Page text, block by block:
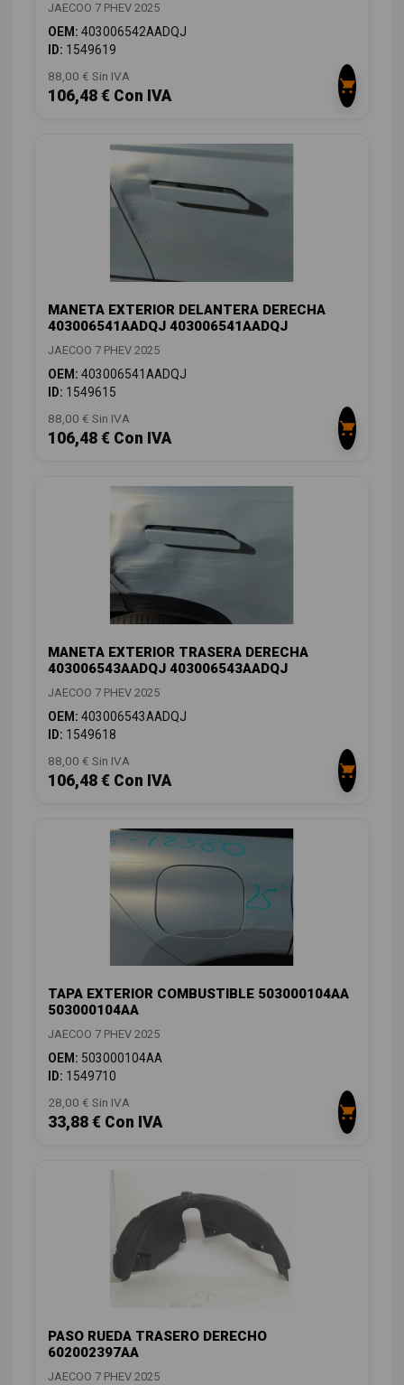
JAECOO 7 PHEV 2025
OEM: 403006542AADQJ
ID: 1549619
88,00 € Sin IVA
106,48 € Con IVA
MANETA EXTERIOR DELANTERA DERECHA
403006541AADQJ 403006541AADQJ
JAECOO 7 PHEV 2025
OEM: 403006541AADQJ
ID: 1549615
88,00 € Sin IVA
106,48 € Con IVA
MANETA EXTERIOR TRASERA DERECHA
403006543AADQJ 403006543AADQJ
JAECOO 7 PHEV 2025
OEM: 403006543AADQJ
ID: 1549618
88,00 € Sin IVA
106,48 € Con IVA
TAPA EXTERIOR COMBUSTIBLE 503000104AA
503000104AA
JAECOO 7 PHEV 2025
OEM: 503000104AA
ID: 1549710
28,00 € Sin IVA
33,88 € Con IVA
PASO RUEDA TRASERO DERECHO
602002397AA
JAECOO 7 PHEV 2025